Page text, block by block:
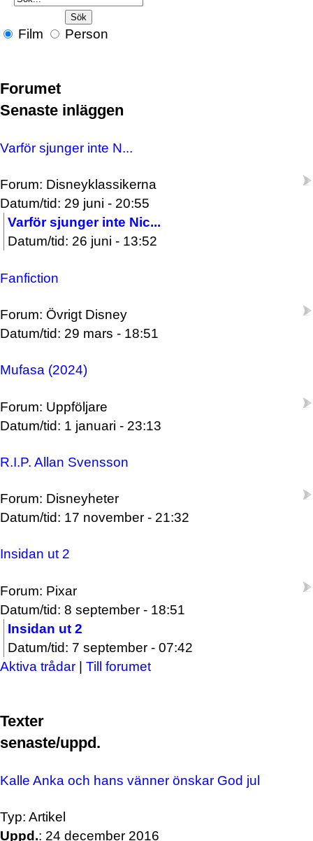
Film Person
Forumet
Senaste inläggen
Varför sjunger inte N...
Forum: Disneyklassikerna
Datum/tid: 29 juni - 20:55
Varför sjunger inte Nic...
Datum/tid: 26 juni - 13:52
Fanfiction
Forum: Övrigt Disney
Datum/tid: 29 mars - 18:51
Mufasa (2024)
Forum: Uppföljare
Datum/tid: 1 januari - 23:13
R.I.P. Allan Svensson
Forum: Disneyheter
Datum/tid: 17 november - 21:32
Insidan ut 2
Forum: Pixar
Datum/tid: 8 september - 18:51
Insidan ut 2
Datum/tid: 7 september - 07:42
Aktiva trådar | Till forumet
Texter
senaste/uppd.
Kalle Anka och hans vänner önskar God jul
Typ: Artikel
Uppd.: 24 december 2016